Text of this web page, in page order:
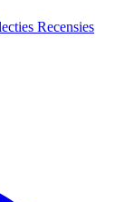
Recensies